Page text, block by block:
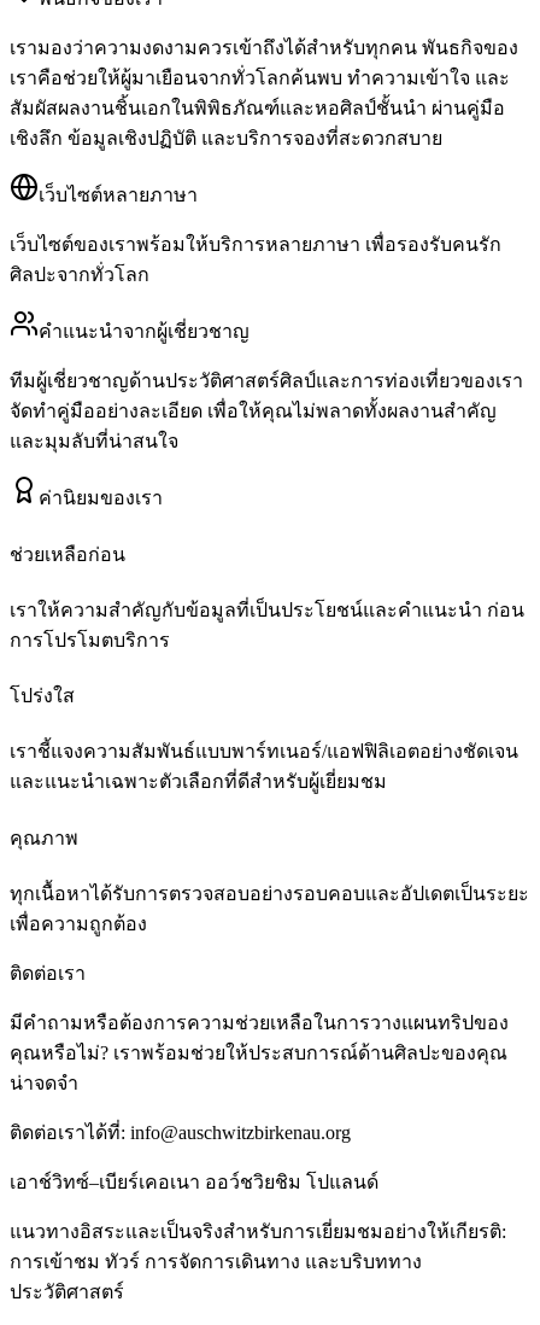
เรามองว่าความงดงามควรเข้าถึงได้สำหรับทุกคน พันธกิจของ
เราคือช่วยให้ผู้มาเยือนจากทั่วโลกค้นพบ ทำความเข้าใจ และ
สัมผัสผลงานชิ้นเอกในพิพิธภัณฑ์และหอศิลป์ชั้นนำ ผ่านคู่มือ
เชิงลึก ข้อมูลเชิงปฏิบัติ และบริการจองที่สะดวกสบาย
เว็บไซต์หลายภาษา
เว็บไซต์ของเราพร้อมให้บริการหลายภาษา เพื่อรองรับคนรัก
ศิลปะจากทั่วโลก
คำแนะนำจากผู้เชี่ยวชาญ
ทีมผู้เชี่ยวชาญด้านประวัติศาสตร์ศิลป์และการท่องเที่ยวของเรา
จัดทำคู่มืออย่างละเอียด เพื่อให้คุณไม่พลาดทั้งผลงานสำคัญ
และมุมลับที่น่าสนใจ
ค่านิยมของเรา
ช่วยเหลือก่อน
เราให้ความสำคัญกับข้อมูลที่เป็นประโยชน์และคำแนะนำ ก่อน
การโปรโมตบริการ
โปร่งใส
เราชี้แจงความสัมพันธ์แบบพาร์ทเนอร์/แอฟฟิลิเอตอย่างชัดเจน
และแนะนำเฉพาะตัวเลือกที่ดีสำหรับผู้เยี่ยมชม
คุณภาพ
ทุกเนื้อหาได้รับการตรวจสอบอย่างรอบคอบและอัปเดตเป็นระยะ
เพื่อความถูกต้อง
ติดต่อเรา
มีคำถามหรือต้องการความช่วยเหลือในการวางแผนทริปของ
คุณหรือไม่? เราพร้อมช่วยให้ประสบการณ์ด้านศิลปะของคุณ
น่าจดจำ
ติดต่อเราได้ที่: info@auschwitzbirkenau.org
เอาช์วิทซ์–เบียร์เคอเนา ออว์ชวิยชิม โปแลนด์
แนวทางอิสระและเป็นจริงสำหรับการเยี่ยมชมอย่างให้เกียรติ:
การเข้าชม ทัวร์ การจัดการเดินทาง และบริบททาง
ประวัติศาสตร์